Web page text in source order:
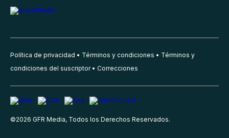
Política de privacidad Términos y condiciones
Términos y
condiciones del suscriptor
Correcciones
©2026 GFR Media, Todos los Derechos Reservados.